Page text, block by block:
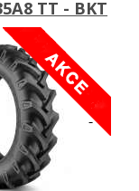
TT - BKT